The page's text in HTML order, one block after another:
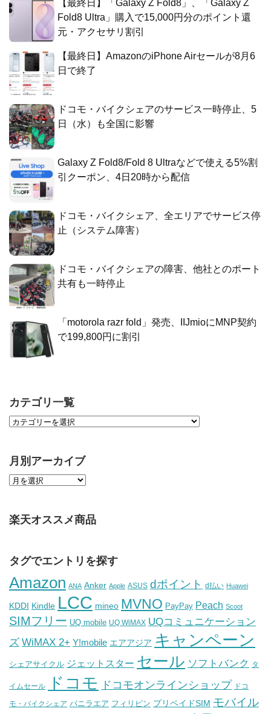
【最終日】「Galaxy Z Fold8」、「Galaxy Z
Fold8 Ultra」購入で15,000円分のポイント還
元・アクセサリ割引
【最終日】AmazonのiPhone Airセールが8月6
日で終了
ドコモ・バイクシェアのサービス一時停止、5
日（水）も全国に影響
Galaxy Z Fold8/Fold 8 Ultraなどで使える5%割
引クーポン、4日20時から配信
ドコモ・バイクシェア、全エリアでサービス停
止（システム障害）
ドコモ・バイクシェアの障害、他社とのポート
共有も一時停止
「motorola razr fold」発売、IIJmioにMNP契約
で199,800円に割引
カテゴリ一覧
月別アーカイブ
楽天オススメ商品
タグでエントリを探す
Amazon ANA Anker Apple ASUS dポイント d払い Huawei
KDDI Kindle LCC mineo MVNO PayPay Peach Scoot
SIMフリー UQ mobile UQ WiMAX UQコミュニケーション
ズ WiMAX 2+ Y!mobile エアアジア キャンペーン
シェアサイクル ジェットスター セール ソフトバンク タ
イムセール ドコモ ドコモオンラインショップ ドコ
モ・バイクシェア バニラエア フィリピン プリペイドSIM モバイル